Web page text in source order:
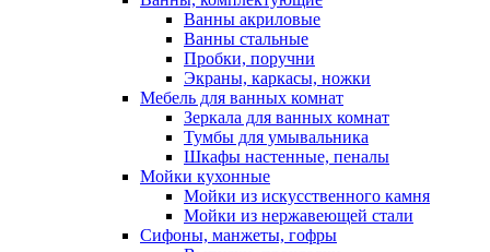
Ванны акриловые
Ванны стальные
Пробки, поручни
Экраны, каркасы, ножки
Мебель для ванных комнат
Зеркала для ванных комнат
Тумбы для умывальника
Шкафы настенные, пеналы
Мойки кухонные
Мойки из искусственного камня
Мойки из нержавеющей стали
Сифоны, манжеты, гофры